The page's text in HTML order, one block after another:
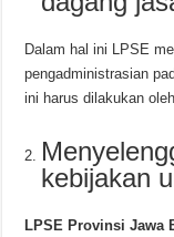
Dalam hal ini LPSE
pengadministrasian
ini harus dilakukan
kebijakan
LPSE Provinsi Jawa